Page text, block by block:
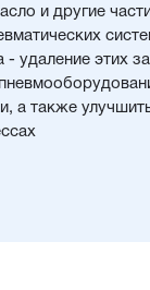
и другие
удаление этих
а также